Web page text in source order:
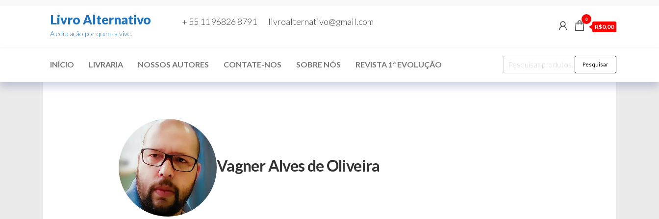
Livro Alternativo
A educação por quem a vive.
+ 55 11 96826 8791 livroalternativo@gmail.com 0
R$0,00
INÍCIO LIVRARIA NOSSOS AUTORES CONTATE-NOS SOBRE NÓS REVISTA 1ª EVOLUÇÃO
Pesquisar
por:
Pesquisar
Vagner Alves de Oliveira